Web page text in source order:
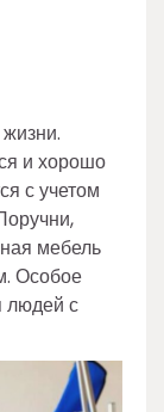
и хорошо
с учетом
мебель
Особое
людей с